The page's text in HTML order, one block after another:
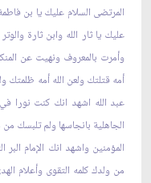
المرتضى السلام عليك يا بن
عليك يا ثار الله وابن ثارة
وأمرت بالمعروف ونهيت عن
أمه قتلتك ولعن الله أمه ظلمتك
عبد الله اشهد انك كنت نورا
الجاهلية بانجاسها ولم تلبسك
المؤمنين واشهد انك الإمام
من ولدك كلمه التقوى وأعلام